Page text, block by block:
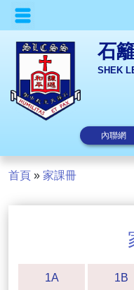
石
SHEK
內聯網
首頁 » 家課冊
1A 1B